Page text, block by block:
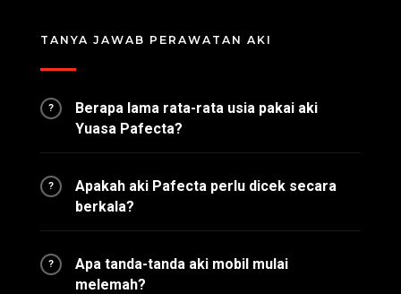
TANYA JAWAB PERAWATAN AKI
?
Berapa lama rata-rata usia pakai aki
Yuasa Pafecta?
?
Apakah aki Pafecta perlu dicek secara
berkala?
?
Apa tanda-tanda aki mobil mulai
melemah?